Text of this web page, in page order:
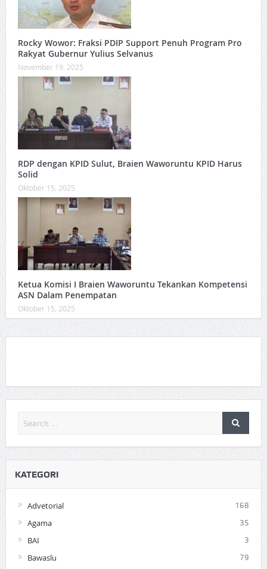
Rocky Wowor: Fraksi PDIP Support Penuh Program Pro
Rakyat Gubernur Yulius Selvanus
November 19, 2025
RDP dengan KPID Sulut, Braien Waworuntu KPID Harus
Solid
Oktober 15, 2025
Ketua Komisi I Braien Waworuntu Tekankan Kompetensi
ASN Dalam Penempatan
Oktober 15, 2025
KATEGORI
Advetorial 168
Agama 35
BAI 3
Bawaslu 79